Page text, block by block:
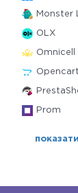
Monster
OLX
Omnicell
Opencart
Prom